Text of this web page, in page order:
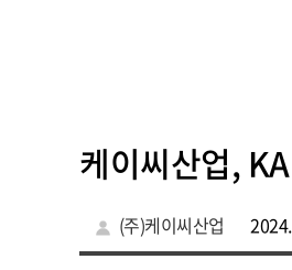
케이씨산업,
(주)케이씨산업